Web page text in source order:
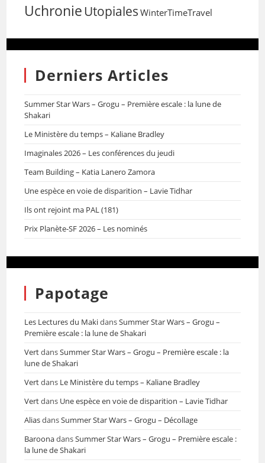
Uchronie Utopiales WinterTimeTravel
Derniers Articles
Summer Star Wars – Grogu – Première escale : la lune de
Shakari
Le Ministère du temps – Kaliane Bradley
Imaginales 2026 – Les conférences du jeudi
Team Building – Katia Lanero Zamora
Une espèce en voie de disparition – Lavie Tidhar
Ils ont rejoint ma PAL (181)
Prix Planète-SF 2026 – Les nominés
Papotage
Les Lectures du MakidansSummer Star Wars – Grogu –
Première escale : la lune de Shakari
VertdansSummer Star Wars – Grogu – Première escale : la
lune de Shakari
Vertdans Le Ministère du temps – Kaliane Bradley
Vertdans Une espèce en voie de disparition – Lavie Tidhar
AliasdansSummer Star Wars – Grogu – Décollage
BaroonadansSummer Star Wars – Grogu – Première escale :
la lune de Shakari